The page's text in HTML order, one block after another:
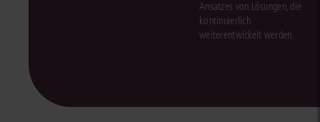
Ansatzes von Lösungen, die
kontinuierlich
weiterentwickelt werden.